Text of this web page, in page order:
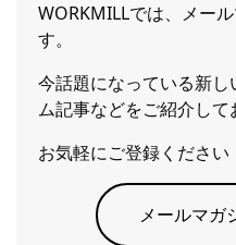
WORKMILLでは、メー
す。
今話題になっている新
ム記事などをご紹介して
お気軽にご登録ください
メールマガ